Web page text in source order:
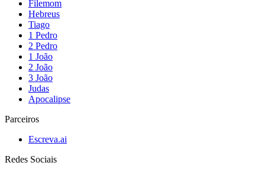
Filemom
Hebreus
Tiago
1 Pedro
2 Pedro
1 João
2 João
3 João
Judas
Apocalipse
Parceiros
Escreva.ai
Redes Sociais